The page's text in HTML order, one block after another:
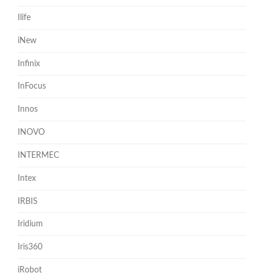
Ilife
iNew
Infinix
InFocus
Innos
INOVO
INTERMEC
Intex
IRBIS
Iridium
Iris360
iRobot